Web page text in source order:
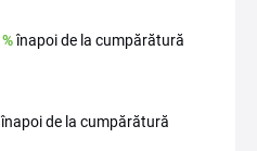
%înapoi de la cumpărătură
înapoi de la cumpărătură